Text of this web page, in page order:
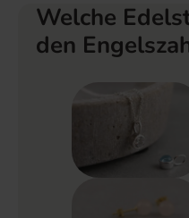
Welche
den